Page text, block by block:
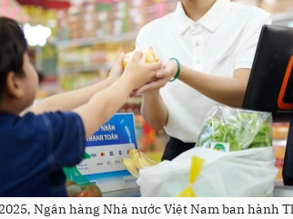
Ngân hàng Nhà nước Việt Nam ban hành